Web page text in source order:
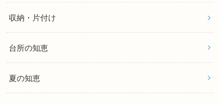
収納・片付け
台所の知恵
夏の知恵